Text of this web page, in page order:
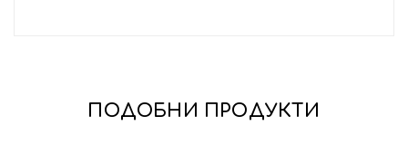
ПОДОБНИ ПРОДУКТИ